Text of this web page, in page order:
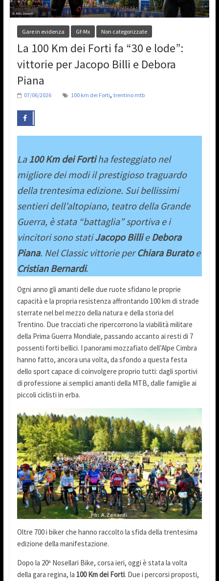
Gare in evidenza Gf-Mx Non categorizzate
La 100 Km dei Forti fa “30 e lode”:
vittorie per Jacopo Billi e Debora
Piana
07/06/2026 100 km dei Forti, trentino mtb
La100 Km dei Fortiha festeggiato nel
migliore dei modi il prestigioso traguardo
della trentesima edizione. Sui bellissimi
sentieri dell’altopiano, teatro della Grande
Guerra, è stata “battaglia” sportiva e i
vincitori sono statiJacopo Billie Debora
Piana. Nel Classic vittorie perChiara Buratoe
Cristian Bernardi.
Ogni anno gli amanti delle due ruote sfidano le proprie
capacità e la propria resistenza affrontando 100 km di strade
sterrate nel bel mezzo della natura e della storia del
Trentino. Due tracciati che ripercorrono la viabilità militare
della Prima Guerra Mondiale, passando accanto ai resti di 7
possenti forti bellici. I panorami mozzafiato dell’Alpe Cimbra
hanno fatto, ancora una volta, da sfondo a questa festa
dello sport capace di coinvolgere proprio tutti: dagli sportivi
di professione ai semplici amanti della MTB, dalle famiglie ai
piccoli ciclisti in erba.
Oltre 700 i biker che hanno raccolto la sfida della trentesima
edizione della manifestazione.
Dopo la 20a Nosellari Bike, corsa ieri, oggi è stata la volta
della gara regina, la 100 Km dei Forti. Due i percorsi proposti,